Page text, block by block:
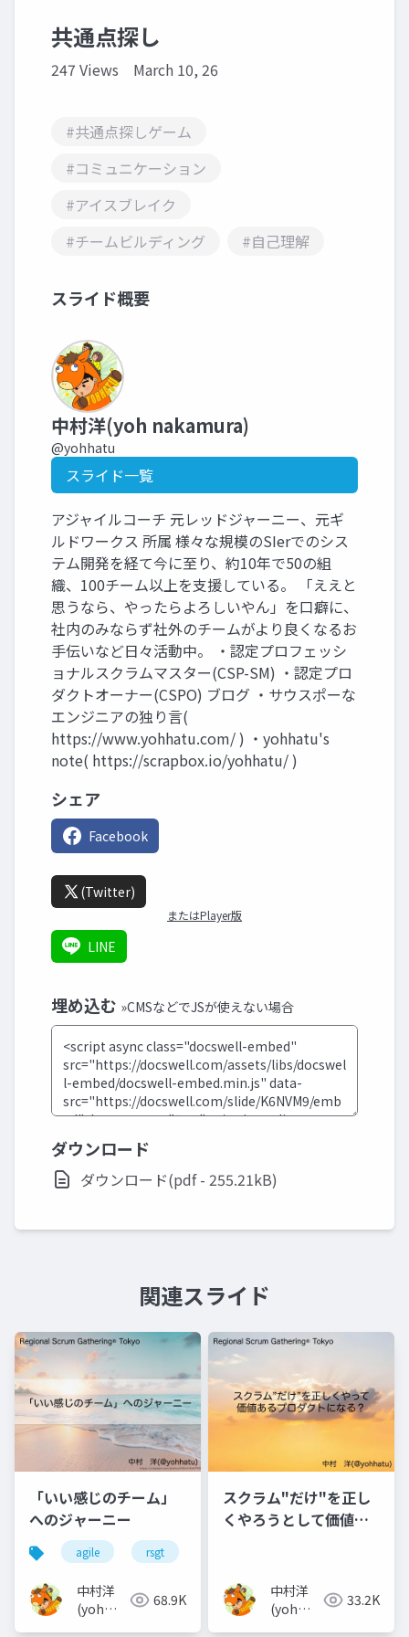
共通点探し
247 Views March 10, 26
#共通点探しゲーム
#コミュニケーション
#アイスブレイク
#チームビルディング
#自己理解
スライド概要
中村洋(yoh nakamura)
@yohhatu
スライド一覧
アジャイルコーチ 元レッドジャーニー、元ギ
ルドワークス 所属 様々な規模のSIerでのシス
テム開発を経て今に至り、約10年で50の組
織、100チーム以上を支援している。 「ええと
思うなら、やったらよろしいやん」を口癖に、
社内のみならず社外のチームがより良くなるお
手伝いなど日々活動中。 ・認定プロフェッシ
ョナルスクラムマスター(CSP-SM) ・認定プロ
ダクトオーナー(CSPO) ブログ ・サウスポーな
エンジニアの独り言(
https://www.yohhatu.com/ ) ・yohhatu's
note( https://scrapbox.io/yohhatu/ )
シェア
Facebook
(Twitter)
またはPlayer版
LINE
埋め込む »CMSなどでJSが使えない場合
ダウンロード
ダウンロード(pdf - 255.21kB)
関連スライド
「いい感じのチーム」
へのジャーニー
agile rsgt
中村洋
(yoh
68.9K
スクラム"だけ"を正し
くやろうとして価値あ
中村洋
(yoh
33.2K